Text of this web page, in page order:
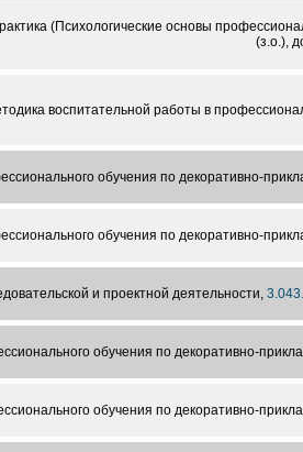
(Психологические основы
(з.о.),
воспитательной работы в
обучения по декоративно-
обучения по декоративно-
и проектной деятельности,
обучения по декоративно-
обучения по декоративно-